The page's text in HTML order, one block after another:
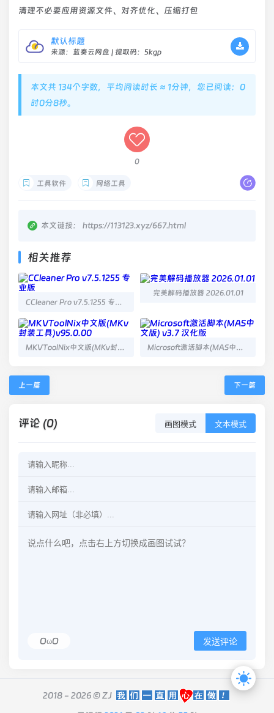
清理不必要应用资源文件、对齐优化、压缩打包
默认标题
来源：蓝奏云网盘 | 提取码：5kgp
本文共 134个字数，平均阅读时长 ≈ 1分钟，您已阅读：0
时0分8秒。
0
工具软件 网络工具
本文链接： https://113123.xyz/667.html
相关推荐
CCleaner Pro v7.5.1255 专业版
完美解码播放器 2026.01.01
MKVToolNix中文版(MKv封装工具)v95.0.00 Microsoft激活脚本(MAS中文版) v3.7 汉化版
上一篇 下一篇
评论 (0) 画图模式 文本模式
OωO 发送评论
2018 - 2026 ©ZJ